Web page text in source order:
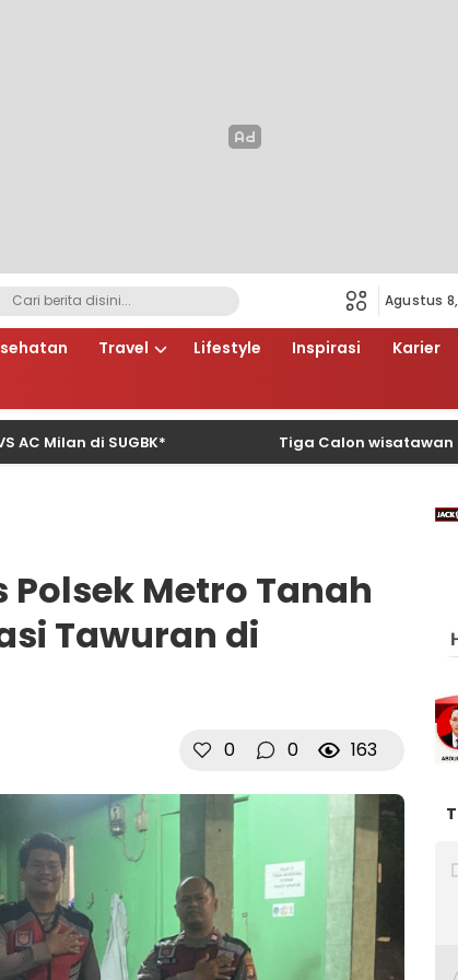
Agustus
Travel Lifestyle Inspirasi Karier
di SUGBK* Tiga Calon wisatawan Rugi
Metro Tanah
Tawuran di
0 0 163